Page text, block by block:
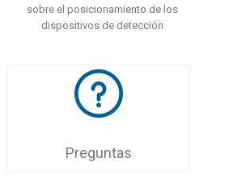
sobre el posicionamiento de los
dispositivos de detección
Preguntas